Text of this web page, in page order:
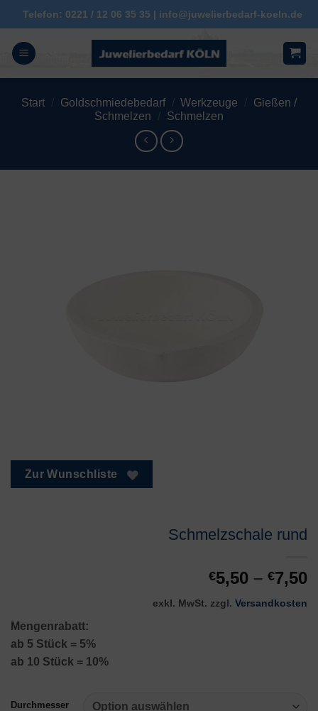
Zum
Inhalt
springen
Telefon: 0221 / 12 06 35 35 | info@juwelierbedarf-koeln.de
Start / Goldschmiedebedarf / Werkzeuge / Gießen /
Schmelzen
/ Schmelzen
Zur Wunschliste
Schmelzschale rund
€5,50 – €7,50
exkl. MwSt. zzgl. Versandkosten
Mengenrabatt:
ab 5 Stück = 5%
ab 10 Stück = 10%
Durchmesser